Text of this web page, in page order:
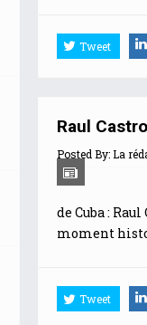
Tweet
Raul
Posted By:La
de Cuba :
moment
Tweet